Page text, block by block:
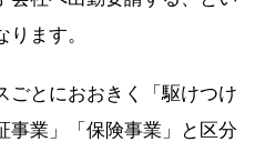
ます。
ごとにおおきく「駆けつけ
事業」「保険事業」と区分